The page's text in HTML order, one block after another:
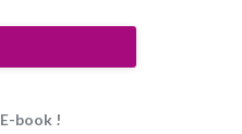
book !